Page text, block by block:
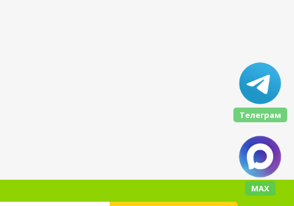
Телеграм
МАХ